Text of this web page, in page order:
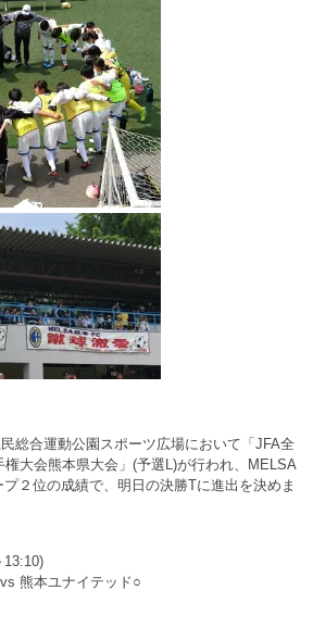
総合運動公園スポーツ広場において「JFA全
権大会熊本県大会」(予選L)が行われ、MELSA
２位の成績で、明日の決勝Tに進出を決めま
13:10)
熊本ユナイテッド○